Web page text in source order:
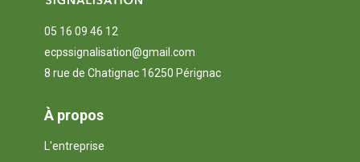
05 16 09 46 12
ecpssignalisation@gmail.com
8 rue de Chatignac 16250 Pérignac
À propos
L'entreprise